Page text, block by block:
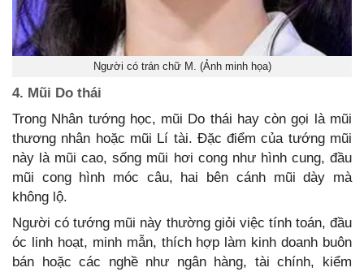
Người có trán chữ M. (Ảnh minh họa)
4. Mũi Do thái
Trong Nhân tướng học, mũi Do thái hay còn gọi là mũi
thương nhân hoặc mũi Lí tài. Đặc điểm của tướng mũi
này là mũi cao, sống mũi hơi cong như hình cung, đầu
mũi cong hình móc câu, hai bên cánh mũi dày mà
không lộ.
Người có tướng mũi này thường giỏi việc tính toán, đầu
óc linh hoạt, minh mẫn, thích hợp làm kinh doanh buôn
bán hoặc các nghề như ngân hàng, tài chính, kiểm